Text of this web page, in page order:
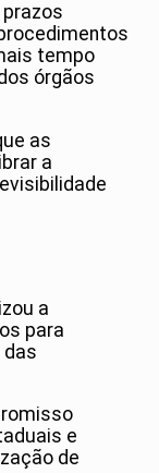
tempo
órgãos
as
a
a
para
das
e
de